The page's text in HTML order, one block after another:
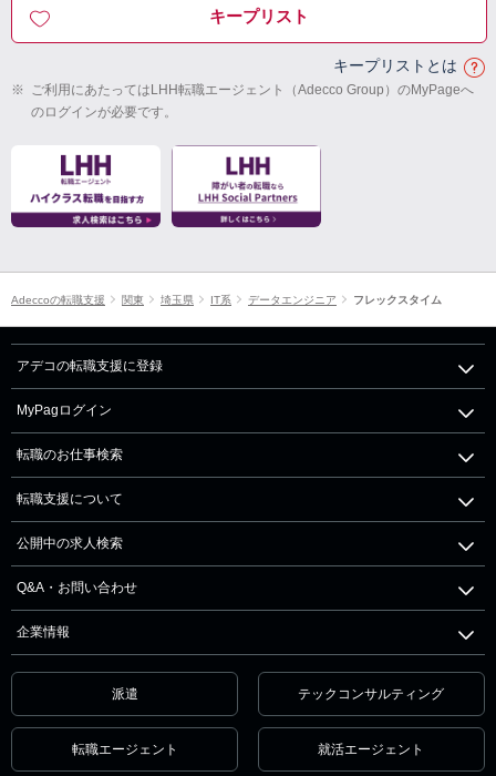
キープリスト
キープリストとは
※ ご利用にあたってはLHH転職エージェント（Adecco Group）のMyPageへ
のログインが必要です。
Adeccoの転職支援 関東 埼玉県 IT系 データエンジニア フレックスタイム
アデコの転職支援に登録
MyPagログイン
転職のお仕事検索
転職支援について
公開中の求人検索
Q&A・お問い合わせ
企業情報
派遣 テックコンサルティング
転職エージェント 就活エージェント